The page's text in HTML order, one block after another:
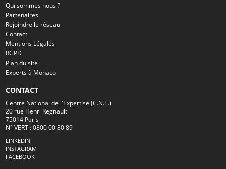
Qui sommes nous ?
Partenaires
Rejoindre le réseau
Contact
Mentions Légales
RGPD
Plan du site
Experts à Monaco
CONTACT
Centre National de l'Expertise (C.N.E.)
20 rue Henri Regnault
75014 Paris
N° VERT : 0800 00 80 89
LINKEDIN
INSTAGRAM
FACEBOOK